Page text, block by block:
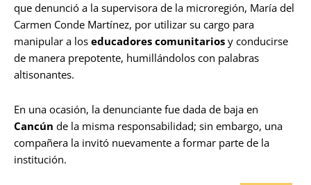
que denunció a la supervisora de la microregión, María del
Carmen Conde Martínez, por utilizar su cargo para
manipular a los educadores comunitarios y conducirse
de manera prepotente, humillándolos con palabras
altisonantes.
En una ocasión, la denunciante fue dada de baja en
Cancún de la misma responsabilidad; sin embargo, una
compañera la invitó nuevamente a formar parte de la
institución.